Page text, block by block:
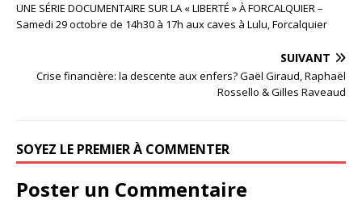
UNE SÉRIE DOCUMENTAIRE SUR LA « LIBERTÉ » À FORCALQUIER –
Samedi 29 octobre de 14h30 à 17h aux caves à Lulu, Forcalquier
SUIVANT
Crise financière: la descente aux enfers? Gaël Giraud, Raphaël
Rossello & Gilles Raveaud
SOYEZ LE PREMIER À COMMENTER
Poster un Commentaire